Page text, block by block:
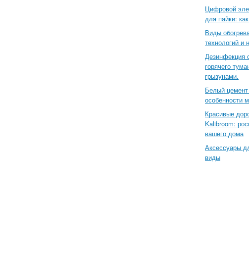
Цифровой
для пайки:
Виды
технологий и
Дезинфекция
горячего
грызунами.
Белый
особенности
Красивые
Kalibroom:
вашего дома
Аксессуары
виды